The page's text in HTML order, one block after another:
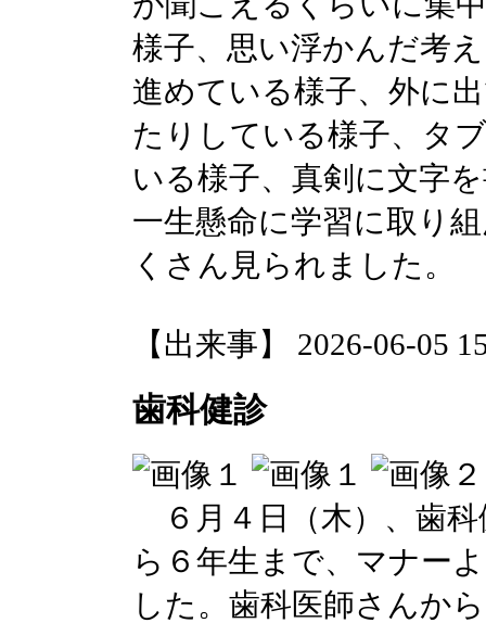
様子、思い浮かんだ考
進めている様子、外に
たりしている様子、タ
いる様子、真剣に文字
一生懸命に学習に取り
くさん見られました。
【出来事】 2026-06-05
歯科健診
６月４日（木）、歯
ら６年生まで、マナー
した。歯科医師さんか